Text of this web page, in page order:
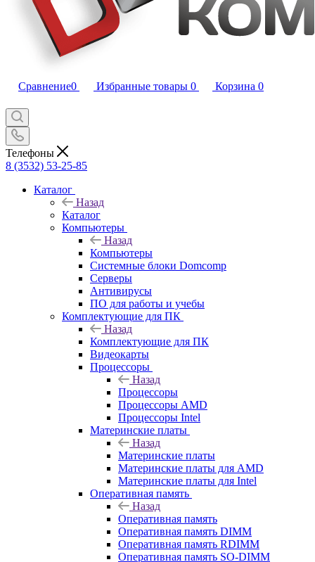
Сравнение0 Избранные товары 0 Корзина 0
Телефоны
8 (3532) 53-25-85
Каталог
Назад
Каталог
Компьютеры
Назад
Компьютеры
Системные блоки Domcomp
Серверы
Антивирусы
ПО для работы и учебы
Комплектующие для ПК
Назад
Комплектующие для ПК
Видеокарты
Процессоры
Назад
Процессоры
Процессоры AMD
Процессоры Intel
Материнские платы
Назад
Материнские платы
Материнские платы для AMD
Материнские платы для Intel
Оперативная память
Назад
Оперативная память
Оперативная память DIMM
Оперативная память RDIMM
Оперативная память SO-DIMM